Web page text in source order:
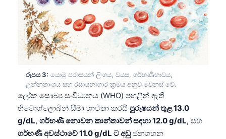
රූපය 3: යොමු පරාසයන් ලිංගය, වයස, ගර්භණීභාවය,
උන්නතාංශය සහ රසායනාගාර ක්‍රමය අනුව වෙනස් වේ.
ලෝක සෞඛ්‍ය සංවිධානය (WHO) පහළින් ඇති
හිමොග්ලොබින් සීමා භාවිතා කරයි පුරුෂයන් තුළ 13.0
g/dL, ගර්භණී නොවන කාන්තාවන් සඳහා 12.0 g/dL, සහ
ගර්භණී අවස්ථාවේ 11.0 g/dL ට අඩුජනගහන